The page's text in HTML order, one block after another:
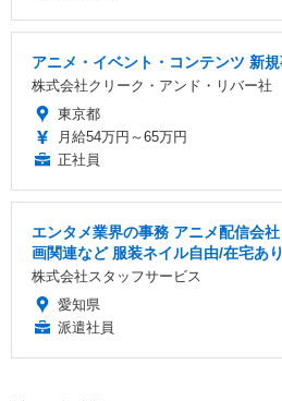
アニメ・イベント・コンテンツ 新
株式会社クリーク・アンド・リバー社
東京都
月給54万円～65万円
正社員
エンタメ業界の事務 アニメ配信会
画関連など 服装ネイル自由/在宅あり
株式会社スタッフサービス
愛知県
派遣社員